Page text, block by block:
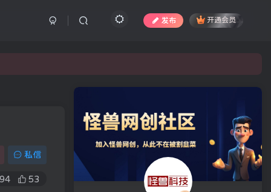
发布 开通会员
私信
94 53